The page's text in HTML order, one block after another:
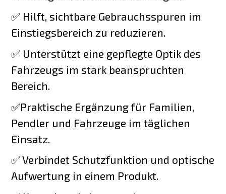
✅ Hilft, sichtbare Gebrauchsspuren im
Einstiegsbereich zu reduzieren.
✅ Unterstützt eine gepflegte Optik des
Fahrzeugs im stark beanspruchten
Bereich.
✅Praktische Ergänzung für Familien,
Pendler und Fahrzeuge im täglichen
Einsatz.
✅ Verbindet Schutzfunktion und optische
Aufwertung in einem Produkt.